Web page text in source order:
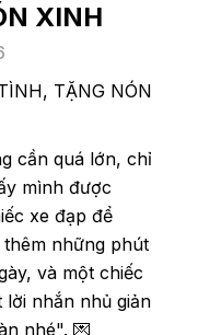
XINH
TẶNG NÓN
cần quá lớn, chỉ
mình được
xe đạp để
những phút
và một chiếc
lời nhắn nhủ giản
nhé". 💌